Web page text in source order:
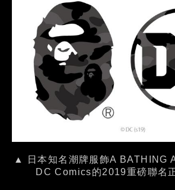
▲ 日本知名潮牌服飾A BATHING
DC Comics的2019重磅聯名